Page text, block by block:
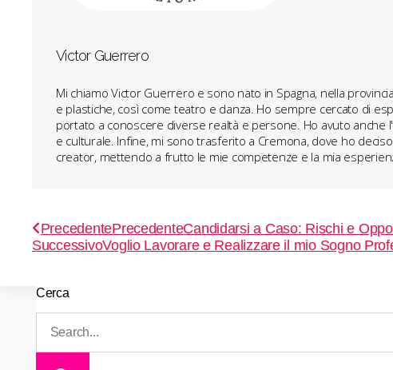
Victor Guerrero
Mi chiamo Victor Guerrero e sono nato in Spagna, nella
e plastiche, così come teatro e danza. Ho sempre cercato di
portato a conoscere diverse realtà e persone. Ho avuto
e culturale. Infine, mi sono trasferito a Cremona, dove ho
creator, mettendo a frutto le mie competenze e la mia
PrecedentePrecedenteCandidarsi a Caso: Rischi e
SuccessivoVoglio Lavorare e Realizzare il mio Sogno
Cerca